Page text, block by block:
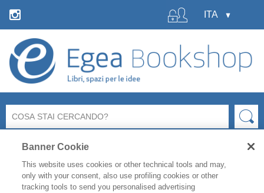
Banner Cookie
This website uses cookies or other technical tools and may,
only with your consent, also use profiling cookies or other
tracking tools to send you personalised advertising